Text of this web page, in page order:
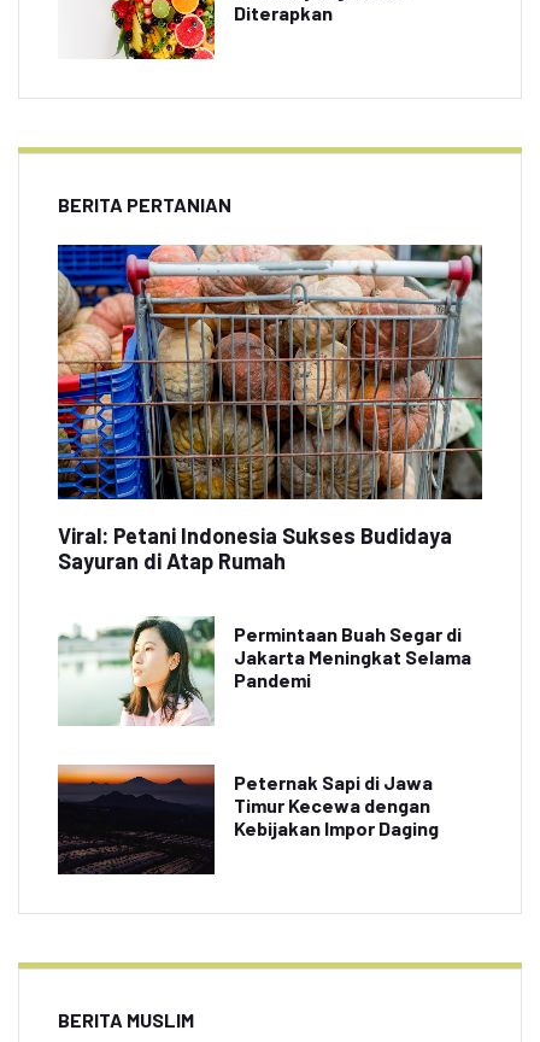
Diterapkan
BERITA PERTANIAN
Viral: Petani Indonesia Sukses Budidaya
Sayuran di Atap Rumah
Permintaan Buah Segar di
Jakarta Meningkat Selama
Pandemi
Peternak Sapi di Jawa
Timur Kecewa dengan
Kebijakan Impor Daging
BERITA MUSLIM